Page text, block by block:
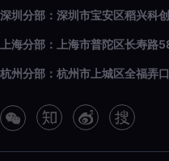
深圳分部：深圳市宝安区稻兴科
上海分部：上海市普陀区长寿路
杭州分部：杭州市上城区全福弄